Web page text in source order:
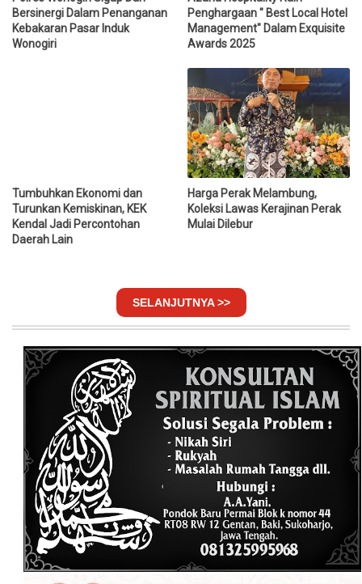
Bersinergi Dalam Penanganan
Kebakaran Pasar Induk
Wonogiri
Penghargaan " Best Local Hotel
Management" Dalam Exquisite
Awards 2025
Tumbuhkan Ekonomi dan
Turunkan Kemiskinan, KEK
Kendal Jadi Percontohan
Daerah Lain
Harga Perak Melambung,
Koleksi Lawas Kerajinan Perak
Mulai Dilebur
SELANJUTNYA >>